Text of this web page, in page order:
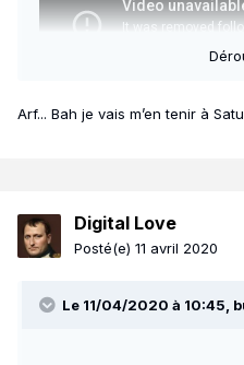
Arf... Bah je vais m’en tenir à
Digital Love
Posté(e) 11 avril 2020
Le 11/04/2020 à 10:45,